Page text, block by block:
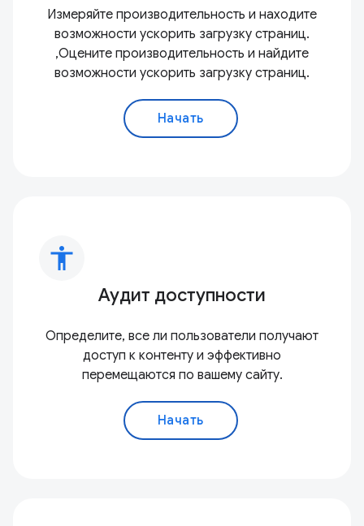
Измеряйте производительность и находите
возможности ускорить загрузку страниц.
,Оцените производительность и найдите
возможности ускорить загрузку страниц.
Начать
accessibility
Аудит доступности
Определите, все ли пользователи получают
доступ к контенту и эффективно
перемещаются по вашему сайту.
Начать